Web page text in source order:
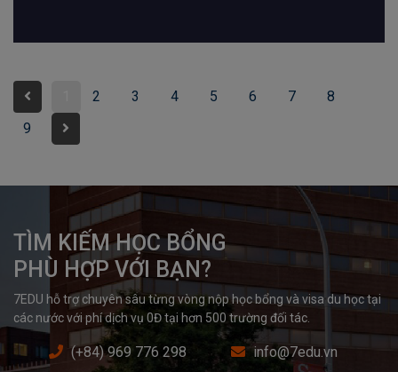
2 3 4 5 6 7
8
9
TÌM KIẾM HỌC BỔNG
PHÙ HỢP VỚI BẠN?
7EDU hỗ trợ chuyên sâu từng vòng nộp học bổng và visa du học tại
các nước với phí dịch vụ 0Đ tại hơn 500 trường đối tác.
(+84) 969 776 298 info@7edu.vn